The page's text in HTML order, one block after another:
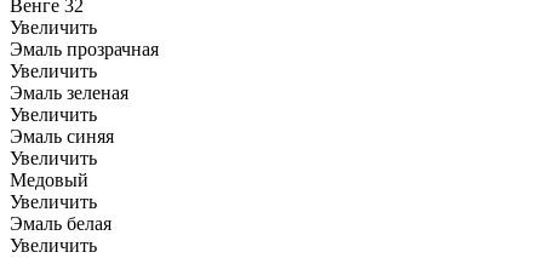
Венге 32
Увеличить
Эмаль прозрачная
Увеличить
Эмаль зеленая
Увеличить
Эмаль синяя
Увеличить
Медовый
Увеличить
Эмаль белая
Увеличить